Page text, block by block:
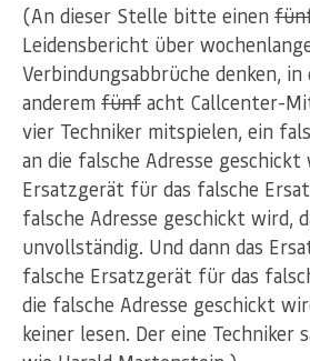
(An dieser Stelle bitte einen
Leidensbericht über
Verbindungsabbrüche denken,
anderem fünf acht Callcenter-
vier Techniker mitspielen, ein
an die falsche Adresse geschickt
Ersatzgerät für das falsche
falsche Adresse geschickt wird,
unvollständig. Und dann das
falsche Ersatzgerät für das
die falsche Adresse geschickt
keiner lesen. Der eine Techniker